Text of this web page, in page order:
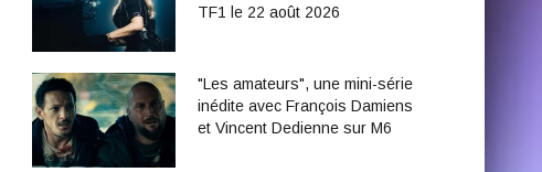
TF1 le 22 août 2026
"Les amateurs", une mini-série
inédite avec François Damiens
et Vincent Dedienne sur M6